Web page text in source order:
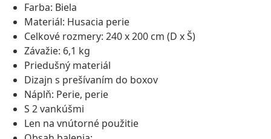
Farba: Biela
Materiál: Husacia perie
Celkové rozmery: 240 x 200 cm (D x Š)
Závažie: 6,1 kg
Priedušný materiál
Dizajn s prešívaním do boxov
Náplň: Perie, perie
S 2 vankúšmi
Len na vnútorné použitie